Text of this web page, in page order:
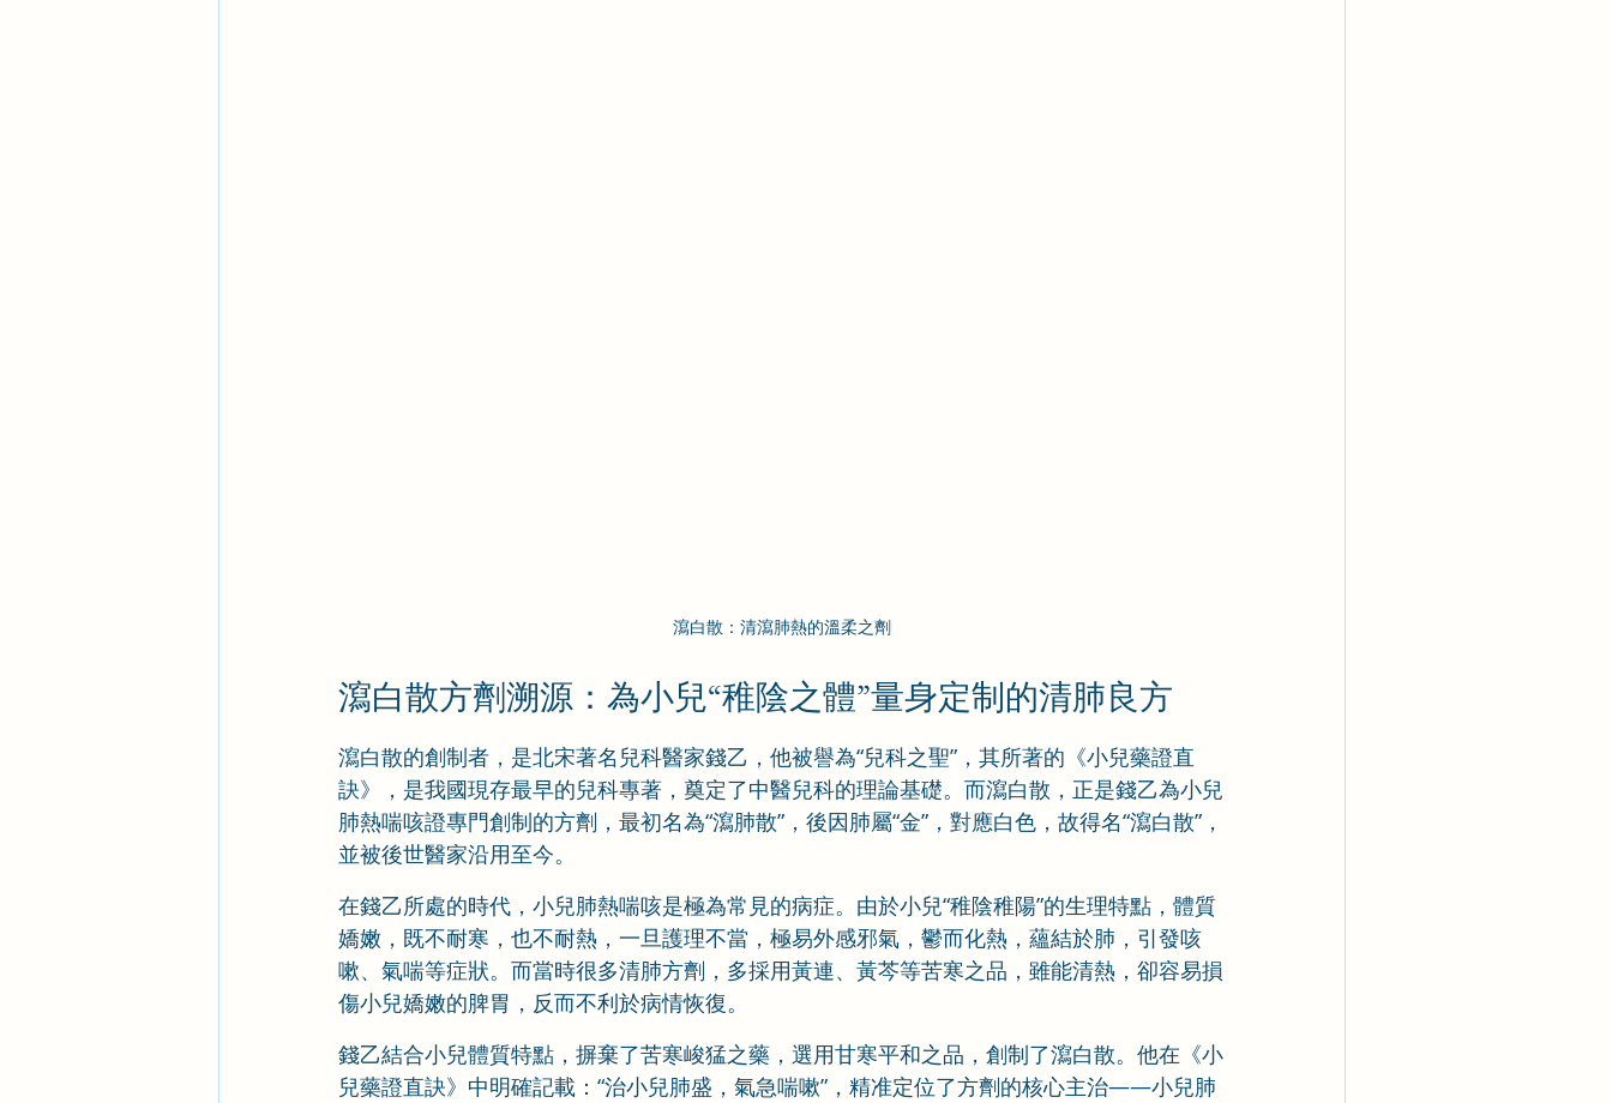
瀉白散：清瀉肺熱的溫柔之劑
瀉白散方劑溯源：為小兒“稚陰之體”量身定制的清肺良方
瀉白散的創制者，是北宋著名兒科醫家錢乙，他被譽為“兒科之聖”，其所著的《小兒藥證直
訣》，是我國現存最早的兒科專著，奠定了中醫兒科的理論基礎。而瀉白散，正是錢乙為小兒
肺熱喘咳證專門創制的方劑，最初名為“瀉肺散”，後因肺屬“金”，對應白色，故得名“瀉白散”，
並被後世醫家沿用至今。
在錢乙所處的時代，小兒肺熱喘咳是極為常見的病症。由於小兒“稚陰稚陽”的生理特點，體質
嬌嫩，既不耐寒，也不耐熱，一旦護理不當，極易外感邪氣，鬱而化熱，蘊結於肺，引發咳
嗽、氣喘等症狀。而當時很多清肺方劑，多採用黃連、黃芩等苦寒之品，雖能清熱，卻容易損
傷小兒嬌嫩的脾胃，反而不利於病情恢復。
錢乙結合小兒體質特點，摒棄了苦寒峻猛之藥，選用甘寒平和之品，創制了瀉白散。他在《小
兒藥證直訣》中明確記載：“治小兒肺盛，氣急喘嗽”，精准定位了方劑的核心主治——小兒肺